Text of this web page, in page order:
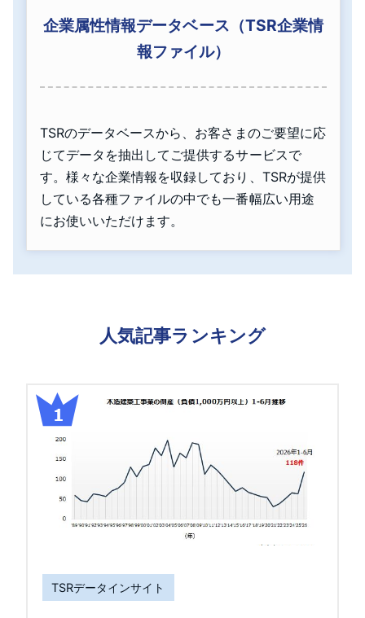
企業属性情報データベース（TSR企業情
報ファイル）
TSRのデータベースから、お客さまのご要望に応
じてデータを抽出してご提供するサービスで
す。様々な企業情報を収録しており、TSRが提供
している各種ファイルの中でも一番幅広い用途
にお使いいただけます。
人気記事ランキング
TSRデータインサイト